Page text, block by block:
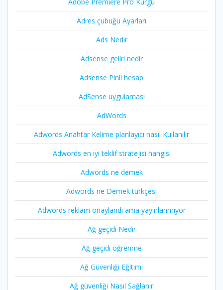
Adres çubuğu Ayarları
Ads Nedir
Adsense geliri nedir
Adsense Pinli hesap
AdSense uygulaması
AdWords
Adwords Anahtar Kelime planlayıcı nasıl Kullanılır
Adwords en iyi teklif stratejisi hangisi
Adwords ne demek
Adwords ne Demek türkçesi
Adwords reklam onaylandi ama yayınlanmıyor
Ağ geçidi Nedir
Ağ geçidi öğrenme
Ağ Güvenliği Eğitimi
Ağ güvenliği Nasıl Sağlanır